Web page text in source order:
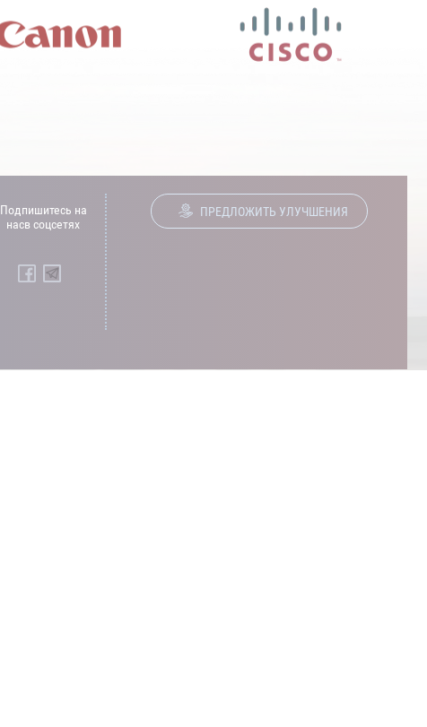
Подпишитесь на
насв соцсетях
ПРЕДЛОЖИТЬ УЛУЧШЕНИЯ